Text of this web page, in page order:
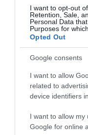
I want to opt-out
Retention, Sale,
Personal Data
Purposes for
Opted Out
Google consents
I want to allow
related to
device identifiers
I want to allow
Google for online